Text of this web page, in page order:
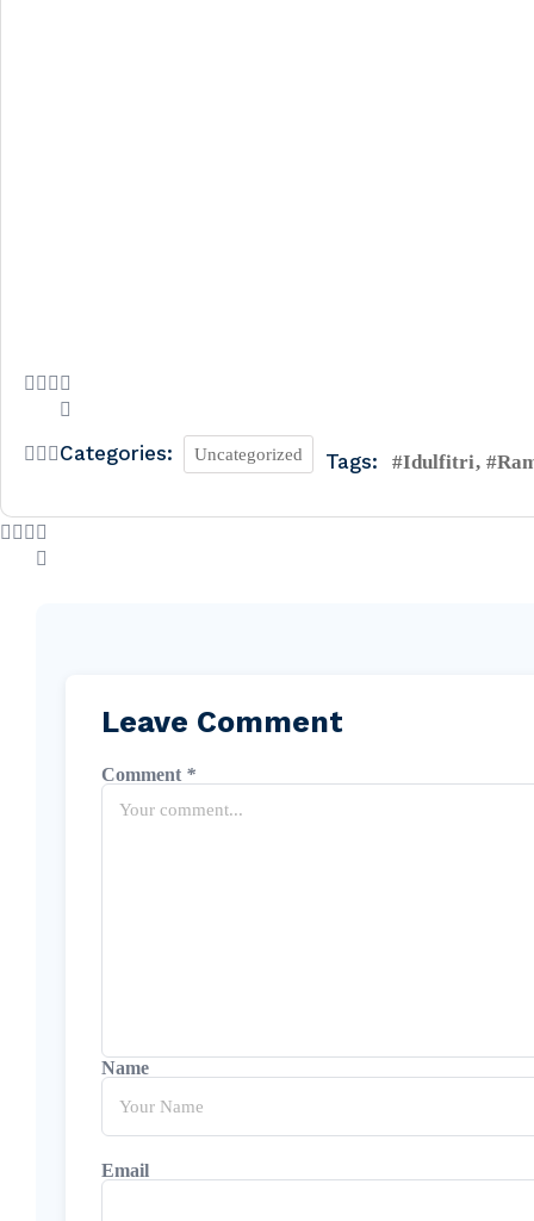
Categories: Uncategorized Tags: #idulfitri
Leave Comment
Comment *
Name
Email